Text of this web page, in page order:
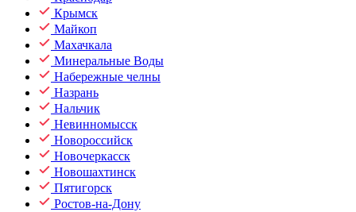
Крымск
Майкоп
Махачкала
Минеральные Воды
Набережные челны
Назрань
Нальчик
Невинномысск
Новороссийск
Новочеркасск
Новошахтинск
Пятигорск
Ростов-на-Дону